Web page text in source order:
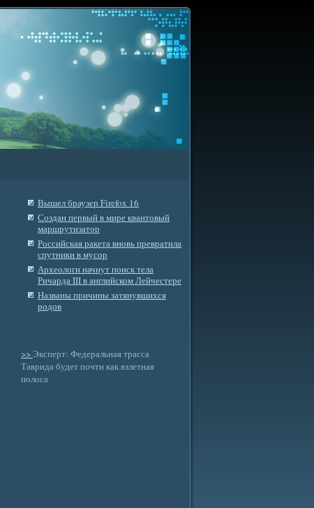
Вышел браузер Firefox 16
Создан первый в мире квантовый
маршрутизатор
Российская ракета вновь превратила
спутники в мусор
Археологи начнут поиск тела
Ричарда III в английском Лейчестере
Названы причины затянувшихся
родов
>> Эксперт: Федеральная трасса
Таврида будет почти как взлетная
полоса